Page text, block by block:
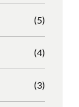
(5)
(4)
(3)